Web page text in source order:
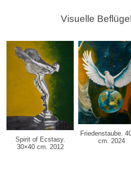
Visuelle
Spirit of Ecstasy.
30×40 cm. 2012
Friedenstaube.
cm. 2024